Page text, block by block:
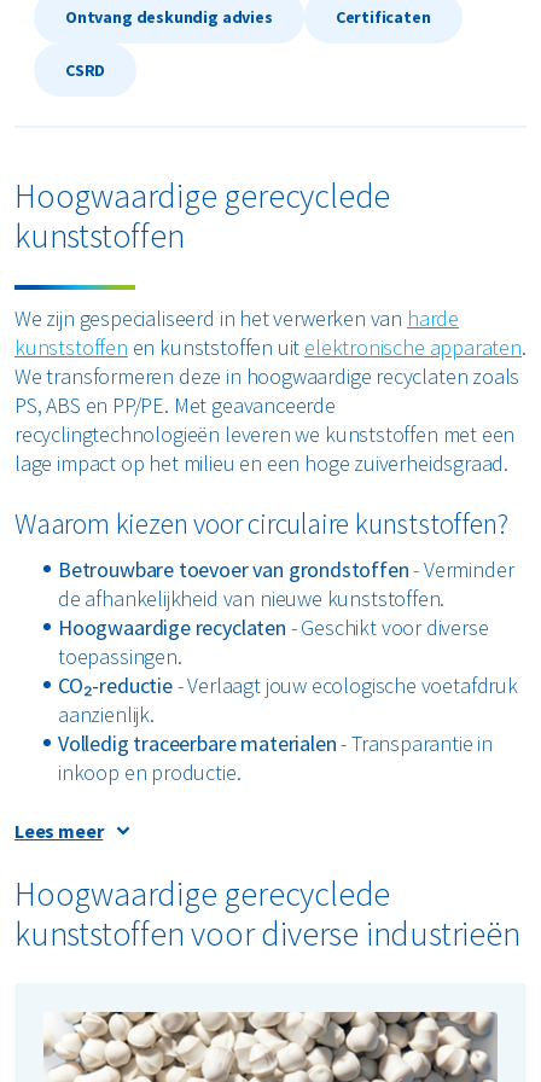
Restafval
Ontvang deskundig advies Certificaten
CSRD
Hoogwaardige gerecyclede
kunststoffen
We zijn gespecialiseerd in het verwerken van harde
kunststoffen en kunststoffen uit elektronische apparaten.
We transformeren deze in hoogwaardige recyclaten zoals
PS, ABS en PP/PE. Met geavanceerde
recyclingtechnologieën leveren we kunststoffen met een
lage impact op het milieu en een hoge zuiverheidsgraad.
Waarom kiezen voor circulaire kunststoffen?
Betrouwbare toevoer van grondstoffen- Verminder
de afhankelijkheid van nieuwe kunststoffen.
Hoogwaardige recyclaten - Geschikt voor diverse
toepassingen.
CO₂-reductie- Verlaagt jouw ecologische voetafdruk
aanzienlijk.
Volledig traceerbare materialen- Transparantie in
inkoop en productie.
Partnerschap voor een circulaire toekomst
Als toonaangevende speler in de circulaire economie
combineren we de inzameling van kunststofafval met
innovatieve interne recyclingprocessen. Dit zorgt voor een
industrieën die duurzaamheid hoog in het vaandel
hebben staan.
Lees meer
Hoogwaardige gerecyclede
kunststoffen voor diverse industrieën